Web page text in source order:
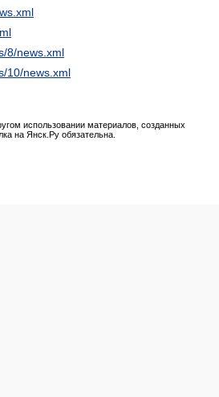
8/news.xml
10/news.xml
использовании материалов, созданных
на Янск.Ру обязательна.